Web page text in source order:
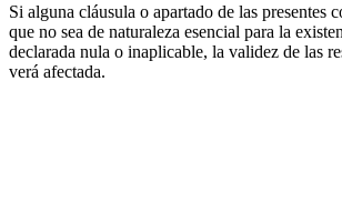
Si alguna cláusula o apartado de las presentes
que no sea de naturaleza esencial para la
declarada nula o inaplicable, la validez de las
verá afectada.